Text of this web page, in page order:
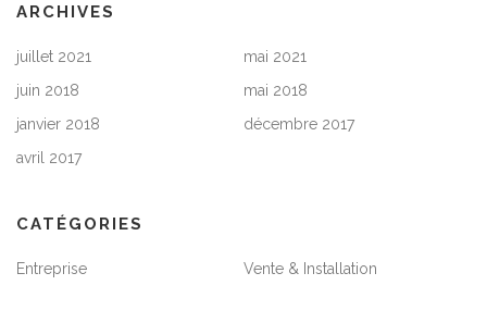
ARCHIVES
juillet 2021
mai 2021
juin 2018
mai 2018
janvier 2018
décembre 2017
avril 2017
CATÉGORIES
Entreprise Vente & Installation